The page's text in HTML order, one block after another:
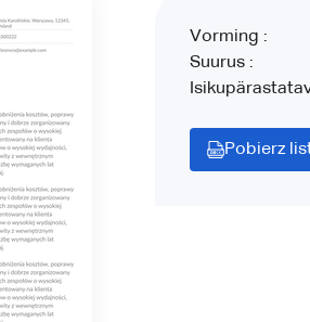
Vorming :
Suurus :
Pobierz